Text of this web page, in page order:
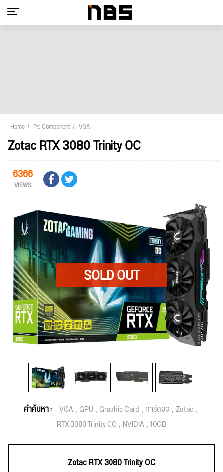
Home Pc Component VGA
Zotac RTX 3080 Trinity OC
6366
VIEWS
คำค้นหา : VGA GPU Graphic Card การ์ดจอ Zotac
RTX 3080 Trinity OC NVIDIA 10GB
Zotac RTX 3080 Trinity OC